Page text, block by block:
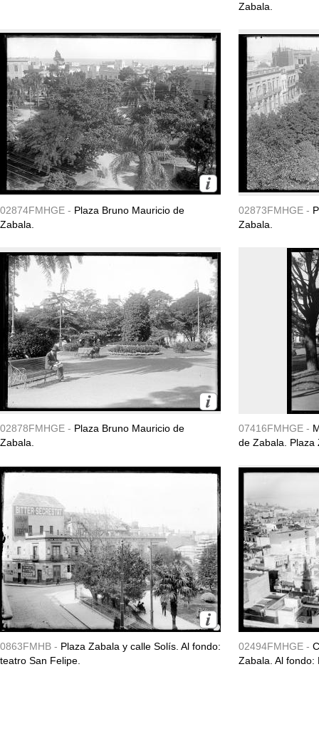
Zabala.
02874FMHGE - Plaza Bruno Mauricio de
Zabala.
02873FMHGE -
Zabala.
02878FMHGE - Plaza Bruno Mauricio de
Zabala.
07416FMHGE -
de Zabala. Plaza
0863FMHB - Plaza Zabala y calle Solís. Al fondo:
teatro San Felipe.
02494FMHGE -
Zabala. Al fondo: